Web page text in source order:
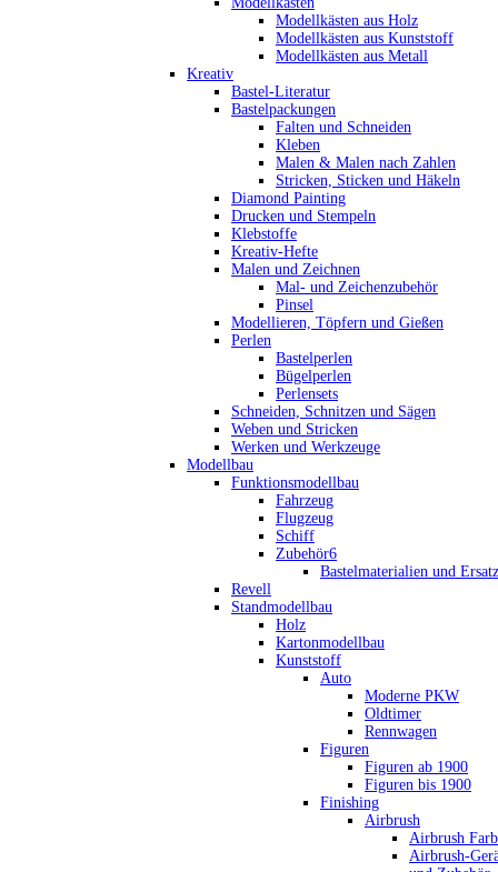
Modellkästen aus Holz
Modellkästen aus Kunststoff
Modellkästen aus Metall
Kreativ
Bastel-Literatur
Bastelpackungen
Falten und Schneiden
Kleben
Malen & Malen nach Zahlen
Stricken, Sticken und Häkeln
Diamond Painting
Drucken und Stempeln
Klebstoffe
Kreativ-Hefte
Malen und Zeichnen
Mal- und Zeichenzubehör
Pinsel
Modellieren, Töpfern und Gießen
Perlen
Bastelperlen
Bügelperlen
Perlensets
Schneiden, Schnitzen und Sägen
Weben und Stricken
Werken und Werkzeuge
Modellbau
Funktionsmodellbau
Fahrzeug
Flugzeug
Schiff
Zubehör6
Bastelmaterialien und
Revell
Standmodellbau
Holz
Kartonmodellbau
Kunststoff
Auto
Moderne PKW
Oldtimer
Rennwagen
Figuren
Figuren ab 1900
Figuren bis 1900
Finishing
Airbrush
Airbrush
Airbrush-